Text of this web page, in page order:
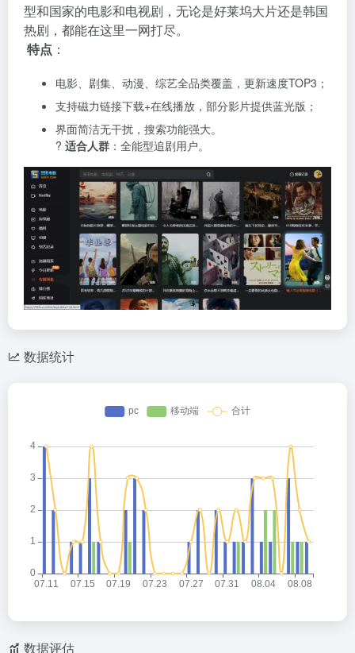
型和国家的电影和电视剧，无论是好莱坞大片还是韩国
热剧，都能在这里一网打尽。
特点 ：
电影、剧集、动漫、综艺全品类覆盖，更新速度TOP3；
支持磁力链接下载+在线播放，部分影片提供蓝光版；
界面简洁无干扰，搜索功能强大。
? 适合人群 ：全能型追剧用户。
数据统计
数据评估